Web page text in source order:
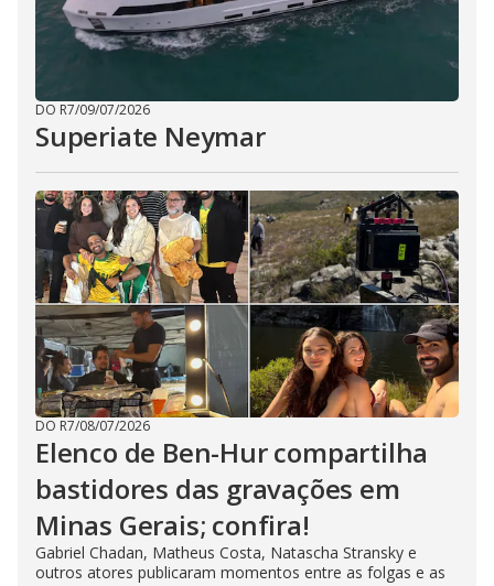
DO R7/09/07/2026
Superiate Neymar
DO R7/08/07/2026
Elenco de Ben-Hur compartilha
bastidores das gravações em
Minas Gerais; confira!
Gabriel Chadan, Matheus Costa, Natascha Stransky e
outros atores publicaram momentos entre as folgas e as